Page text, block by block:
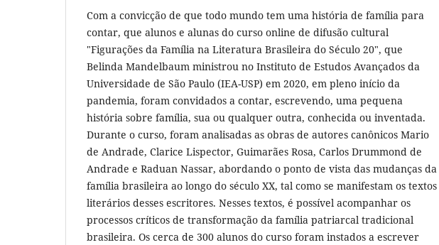
Com a convicção de que todo mundo tem uma história de família para
contar, que alunos e alunas do curso online de difusão cultural
"Figurações da Família na Literatura Brasileira do Século 20", que
Belinda Mandelbaum ministrou no Instituto de Estudos Avançados da
Universidade de São Paulo (IEA-USP) em 2020, em pleno início da
pandemia, foram convidados a contar, escrevendo, uma pequena
história sobre família, sua ou qualquer outra, conhecida ou inventada.
Durante o curso, foram analisadas as obras de autores canônicos Mario
de Andrade, Clarice Lispector, Guimarães Rosa, Carlos Drummond de
Andrade e Raduan Nassar, abordando o ponto de vista das mudanças da
família brasileira ao longo do século XX, tal como se manifestam os textos
literários desses escritores. Nesses textos, é possível acompanhar os
processos críticos de transformação da família patriarcal tradicional
brasileira. Os cerca de 300 alunos do curso foram instados a escrever